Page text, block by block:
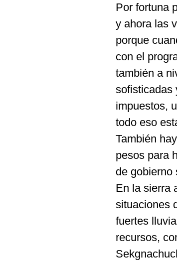
Por fortuna
y ahora las
porque
con el
también a
sofisticadas
impuestos,
todo eso
También
pesos para
de gobierno
En la sierra
situaciones
fuertes
recursos,